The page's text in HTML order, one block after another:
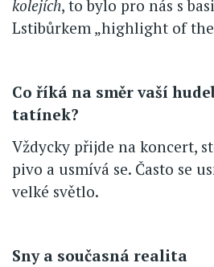
kolejích, to bylo pro nás s
Lstibůrkem „highlight of
Co říká na směr vaší
tatínek?
Vždycky přijde na koncert,
pivo a usmívá se. Často se
velké světlo.
Sny a současná realita